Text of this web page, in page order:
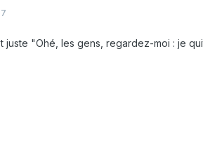
juste "Ohé, les gens, regardez-moi : je